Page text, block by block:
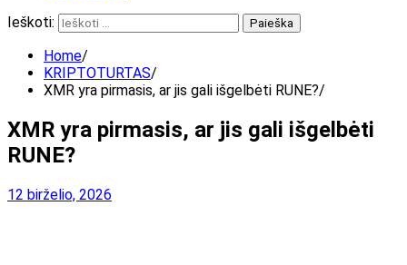
Ieškoti:
Home
KRIPTOTURTAS
XMR yra pirmasis, ar jis gali išgelbėti RUNE?
XMR yra pirmasis, ar jis gali išgelbėti
RUNE?
12 birželio, 2026